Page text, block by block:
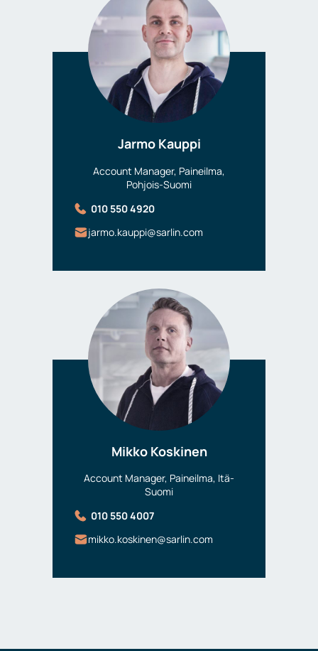
Jarmo Kauppi
Account Manager, Paineilma,
Pohjois-Suomi
010 550 4920
jarmo.kauppi@sarlin.com
Mikko Koskinen
Account Manager, Paineilma, Itä-
Suomi
010 550 4007
mikko.koskinen@sarlin.com